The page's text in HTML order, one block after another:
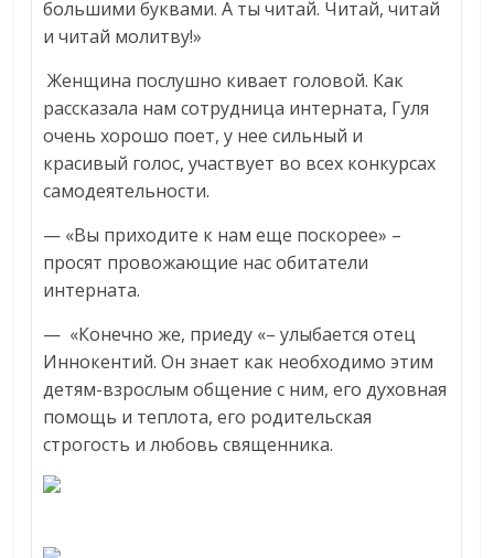
большими буквами. А ты читай. Читай, читай
и читай молитву!»
Женщина послушно кивает головой. Как
рассказала нам сотрудница интерната, Гуля
очень хорошо поет, у нее сильный и
красивый голос, участвует во всех конкурсах
самодеятельности.
— «Вы приходите к нам еще поскорее» –
просят провожающие нас обитатели
интерната.
— «Конечно же, приеду «– улыбается отец
Иннокентий. Он знает как необходимо этим
детям-взрослым общение с ним, его духовная
помощь и теплота, его родительская
строгость и любовь священника.